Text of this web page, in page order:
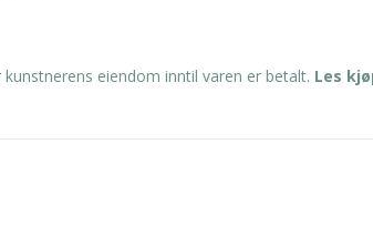
eiendom inntil varen er betalt. Les